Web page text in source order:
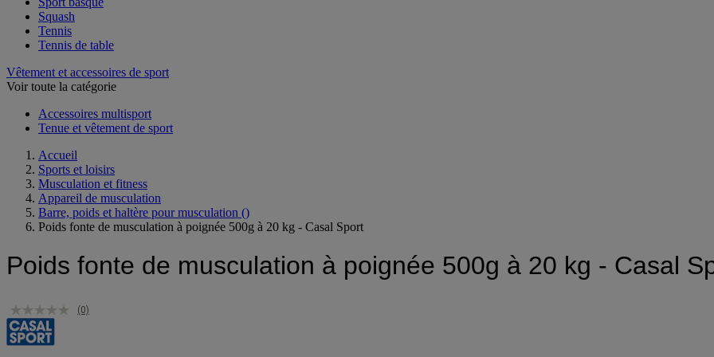
Squash
Tennis
Tennis de table
Vêtement et accessoires de sport
Voir toute la catégorie
Accessoires multisport
Tenue et vêtement de sport
Accueil
Sports et loisirs
Musculation et fitness
Appareil de musculation
Barre, poids et haltère pour musculation ()
Poids fonte de musculation à poignée 500g à 20 kg - Casal Sport
Poids fonte de musculation à poignée 500g à 20 kg - Casal
(0)